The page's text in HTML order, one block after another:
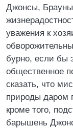
Джонсы,
уважения к
бурно, если бы
общественное
сказать, что
природы даром
кроме того,
барышень